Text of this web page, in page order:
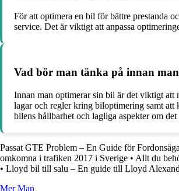
För att optimera en bil för bättre prestanda
service. Det är viktigt att anpassa
Vad bör man tänka på innan
Innan man optimerar sin bil är det viktigt att
lagar och regler kring biloptimering samt att
bilens hållbarhet och lagliga aspekter om
Passat GTE Problem – En Guide för
omkomna i trafiken 2017 i Sverige • Allt du
• Lloyd bil till salu – En guide till Lloyd
Mer Man